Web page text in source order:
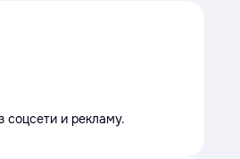
соцсети и рекламу.